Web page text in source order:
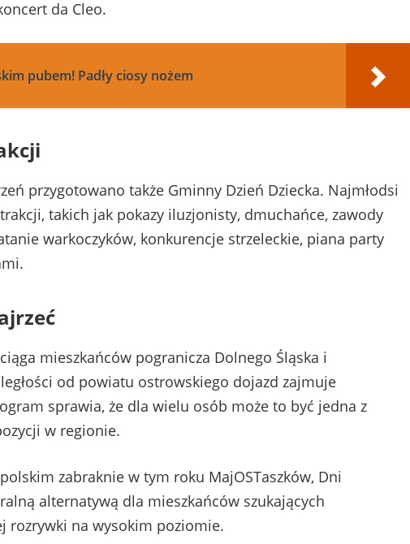
da Cleo.
pubem! Padły ciosy nożem
przygotowano także Gminny Dzień Dziecka. Najmłodsi
takich jak pokazy iluzjonisty, dmuchańce, zawody
warkoczyków, konkurencje strzeleckie, piana party
mieszkańców pogranicza Dolnego Śląska i
od powiatu ostrowskiego dojazd zajmuje
sprawia, że dla wielu osób może to być jedna z
w regionie.
zabraknie w tym roku MajOSTaszków, Dni
alternatywą dla mieszkańców szukających
rozrywki na wysokim poziomie.